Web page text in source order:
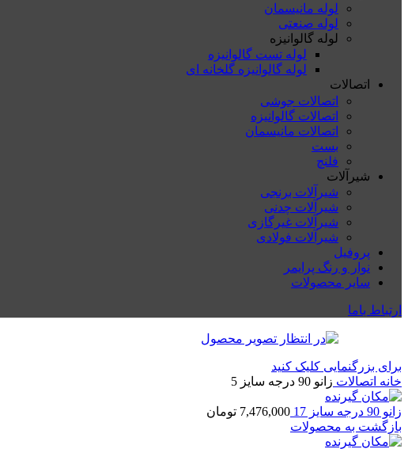
لوله مانیسمان
لوله صنعتی
لوله گالوانیزه
لوله تست گالوانیزه
لوله گالوانیزه گلخانه ای
اتصالات
اتصالات جوشی
اتصالات گالوانیزه
اتصالات مانیسمان
بست
فلنچ
شیرآلات
شیرآلات برنجی
شیرآلات چدنی
شیرآلات غیرگازی
شیرآلات فولادی
پروفیل
نوار و رنگ پرایمر
سایر محصولات
ارتباط باما
برای بزرگنمایی کلیک کنید
خانه اتصالات زانو 90 درجه سایز 5
زانو 90 درجه سایز 17 7,476,000 تومان
بازگشت به محصولات